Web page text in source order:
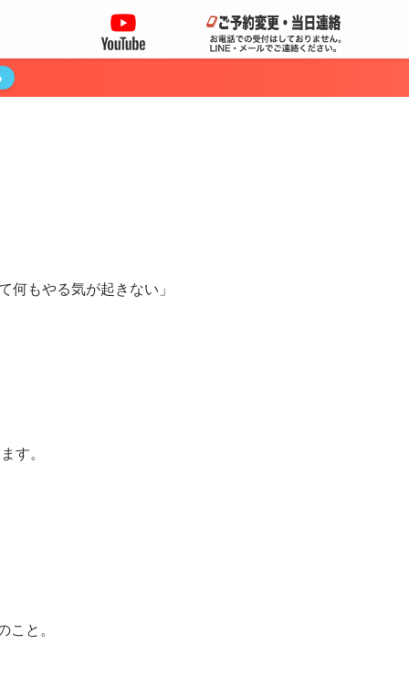
何もやる気が起きない」
す。
こと。